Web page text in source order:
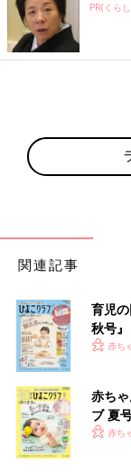
PR(くら
関連記事
育児
秋号
いっ赤ち
赤ち
ブ 夏
く！赤ち